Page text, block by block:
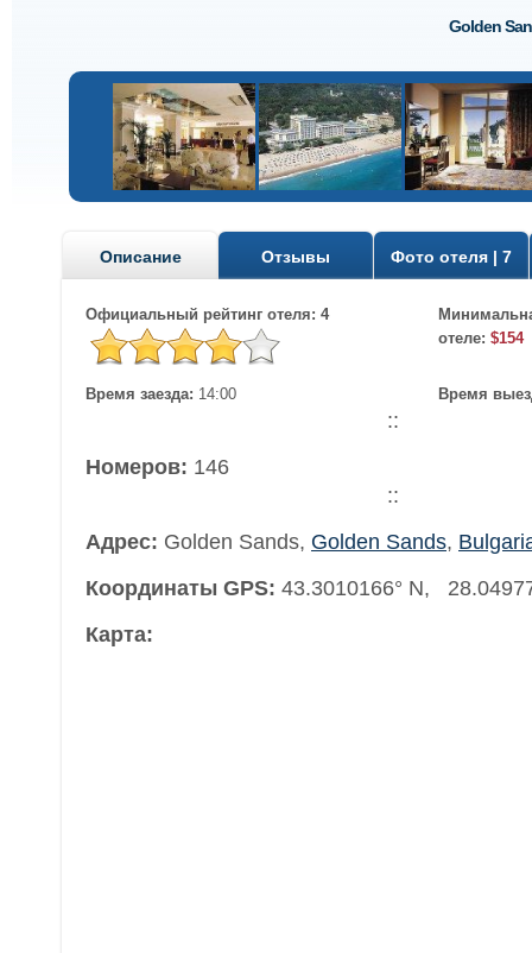
Golden
Описание Отзывы Фото отеля | 7
Официальный рейтинг отеля: 4
отеле: $154
Время заезда: 14:00 Время
::
Номеров: 146
::
Адрес: Golden Sands, Golden Sands,
Координаты GPS: 43.3010166° N,
Карта: